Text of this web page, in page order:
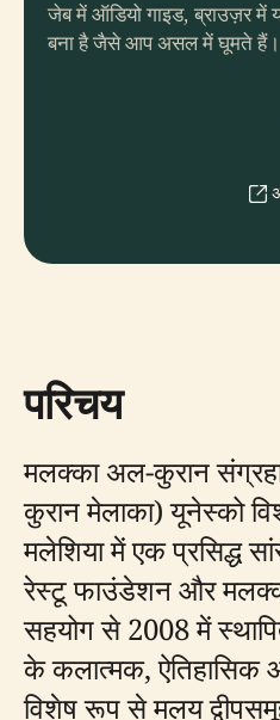
जेब में ऑडियो गाइड, ब्राउज़र में
बना है जैसे आप असल में घूमते हैं।
परिचय
मलक्का अल-कुरान
कुरान मेलाका) यूनेस्को
मलेशिया में एक प्रसिद्ध
रेस्टू फाउंडेशन और
सहयोग से 2008 में
के कलात्मक, ऐतिहासिक
विशेष रूप से मलय